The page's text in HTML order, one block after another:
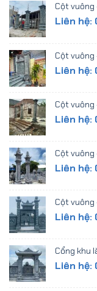
Cột vuông
Liên hệ:
Cột vuông
Liên hệ:
Cột vuông
Liên hệ:
Cột vuông
Liên hệ:
Cột vuông
Liên hệ:
Cổng khu
Liên hệ: